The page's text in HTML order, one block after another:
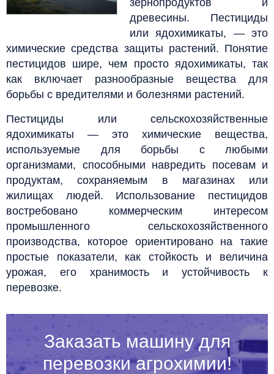
древесины. Пестициды
или ядохимикаты, — это
химические средства защиты растений. Понятие
пестицидов шире, чем просто ядохимикаты, так
как включает разнообразные вещества для
борьбы с вредителями и болезнями растений.
Пестициды или сельскохозяйственные
ядохимикаты — это химические вещества,
используемые для борьбы с любыми
организмами, способными навредить посевам и
продуктам, сохраняемым в магазинах или
жилищах людей. Использование пестицидов
востребовано коммерческим интересом
промышленного сельскохозяйственного
производства, которое ориентировано на такие
простые показатели, как стойкость и величина
урожая, его хранимость и устойчивость к
перевозке.
Заказать машину для
перевозки агрохимии!